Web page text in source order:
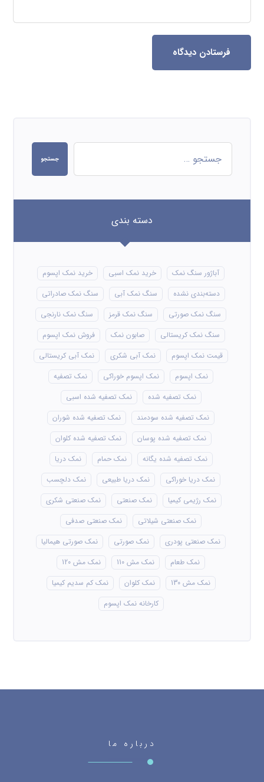
فرستادن دیدگاه
جستجو
دسته بندی
آباژور سنگ نمک خرید نمک اسبی
خرید نمک اپسوم
دسته‌بندی نشده
سنگ نمک آبی
سنگ نمک صادراتی
سنگ نمک صورتی
سنگ نمک قرمز
سنگ نمک نارنجی
سنگ نمک کریستالی
صابون نمک
فروش نمک اپسوم
قیمت نمک اپسوم
نمک آبی شکری
نمک آبی کریستالی
نمک اپسوم
نمک اپسوم خوراکی
نمک تصفیه
نمک تصفیه شده
نمک تصفیه شده اسبی
نمک تصفیه شده سودمند
نمک تصفیه شده شوران
نمک تصفیه شده پوسان
نمک تصفیه شده کلوان
نمک تصفیه شده یگانه
نمک حمام
نمک دریا
نمک دریا خوراکی
نمک دریا طبیعی
نمک دلچسب
نمک رژیمی کیمیا
نمک صنعتی
نمک صنعتی شکری
نمک صنعتی شیلاتی
نمک صنعتی صدفی
نمک صنعتی پودری
نمک صورتی
نمک صورتی هیمالیا
نمک طعام
نمک مش 110
نمک مش 120
نمک مش 130
نمک کلوان
نمک کم سدیم کیمیا
کارخانه نمک اپسوم
درباره ما